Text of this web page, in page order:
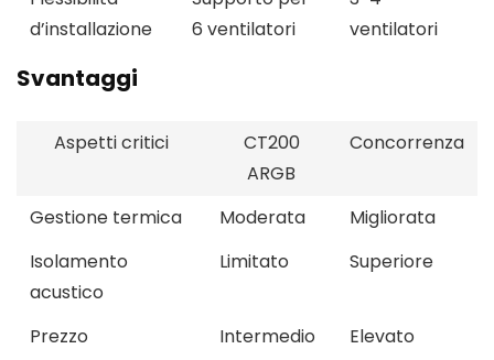
d’installazione
6 ventilatori
ventilatori
Svantaggi
Aspetti critici
CT200
ARGB
Concorrenza
Gestione termica Moderata
Migliorata
Isolamento
acustico
Limitato Superiore
Prezzo Intermedio Elevato